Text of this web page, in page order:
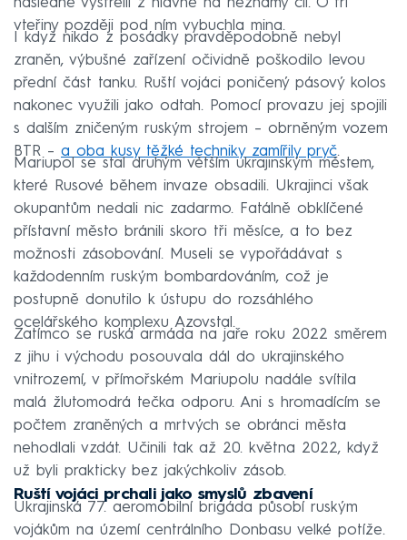
následně vystřelil z hlavně na neznámý cíl. O tři
vteřiny později pod ním vybuchla mina.
I když nikdo z posádky pravděpodobně nebyl
zraněn, výbušné zařízení očividně poškodilo levou
přední část tanku. Ruští vojáci poničený pásový kolos
nakonec využili jako odtah. Pomocí provazu jej spojili
s dalším zničeným ruským strojem – obrněným vozem
BTR – a oba kusy těžké techniky zamířily pryč.
Mariupol se stal druhým větším ukrajinským městem,
které Rusové během invaze obsadili. Ukrajinci však
okupantům nedali nic zadarmo. Fatálně obklíčené
přístavní město bránili skoro tři měsíce, a to bez
možnosti zásobování. Museli se vypořádávat s
každodenním ruským bombardováním, což je
postupně donutilo k ústupu do rozsáhlého
ocelářského komplexu Azovstal.
Zatímco se ruská armáda na jaře roku 2022 směrem
z jihu i východu posouvala dál do ukrajinského
vnitrozemí, v přímořském Mariupolu nadále svítila
malá žlutomodrá tečka odporu. Ani s hromadícím se
počtem zraněných a mrtvých se obránci města
nehodlali vzdát. Učinili tak až 20. května 2022, když
už byli prakticky bez jakýchkoliv zásob.
Ruští vojáci prchali jako smyslů zbavení
Ukrajinská 77. aeromobilní brigáda působí ruským
vojákům na území centrálního Donbasu velké potíže.